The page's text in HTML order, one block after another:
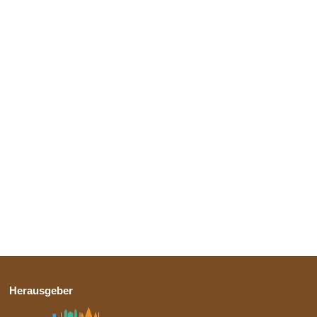
Herausgeber